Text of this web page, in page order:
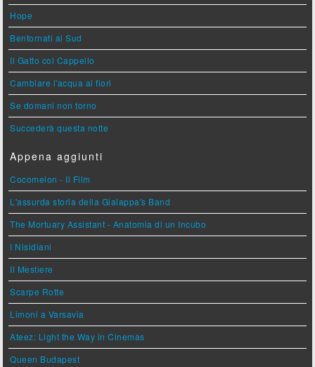
Hope
Bentornati al Sud
Il Gatto col Cappello
Cambiare l'acqua ai fiori
Se domani non torno
Succederà questa notte
Appena aggiunti
Cocomelon - Il Film
L'assurda storia della Gialappa's Band
The Mortuary Assistant - Anatomia di un Incubo
I Nisidiani
Il Mestiere
Scarpe Rotte
Limoni a Varsavia
Ateez: Light the Way in Cinemas
Queen Budapest